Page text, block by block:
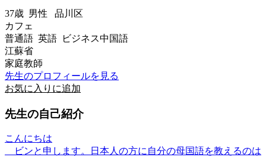
37歳 男性 品川区
カフェ
普通語 英語 ビジネス中国語
江蘇省
家庭教師
先生のプロフィールを見る
お気に入りに追加
先生の自己紹介
こんにちは
ビンと申します。日本人の方に自分の母国語を教えるのは